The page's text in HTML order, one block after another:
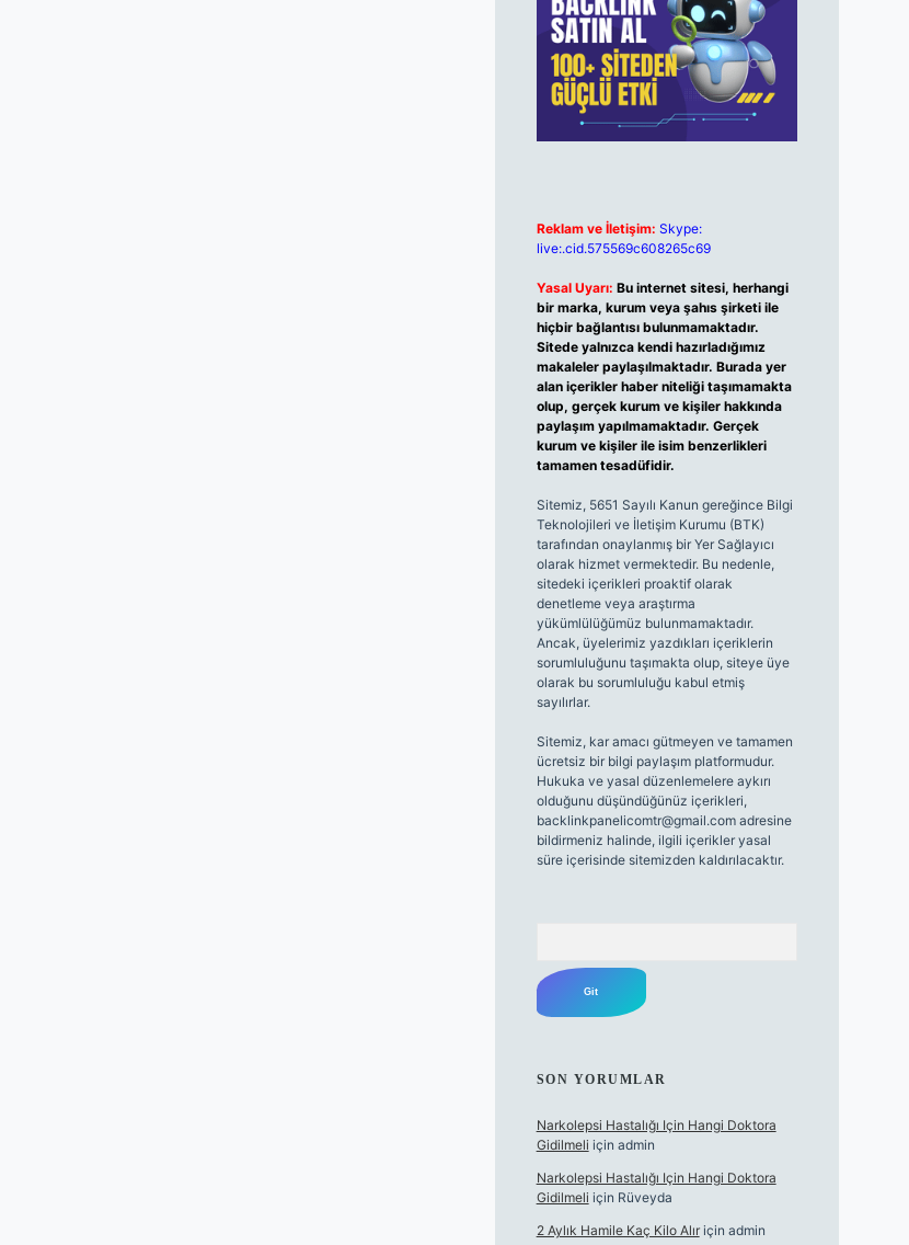
Reklam ve İletişim: Skype:
live:.cid.575569c608265c69
Yasal Uyarı: Bu internet sitesi, herhangi
bir marka, kurum veya şahıs şirketi ile
hiçbir bağlantısı bulunmamaktadır.
Sitede yalnızca kendi hazırladığımız
makaleler paylaşılmaktadır. Burada yer
alan içerikler haber niteliği taşımamakta
olup, gerçek kurum ve kişiler hakkında
paylaşım yapılmamaktadır. Gerçek
kurum ve kişiler ile isim benzerlikleri
tamamen tesadüfidir.
Sitemiz, 5651 Sayılı Kanun gereğince Bilgi
Teknolojileri ve İletişim Kurumu (BTK)
tarafından onaylanmış bir Yer Sağlayıcı
olarak hizmet vermektedir. Bu nedenle,
sitedeki içerikleri proaktif olarak
denetleme veya araştırma
yükümlülüğümüz bulunmamaktadır.
Ancak, üyelerimiz yazdıkları içeriklerin
sorumluluğunu taşımakta olup, siteye üye
olarak bu sorumluluğu kabul etmiş
sayılırlar.
Sitemiz, kar amacı gütmeyen ve tamamen
ücretsiz bir bilgi paylaşım platformudur.
Hukuka ve yasal düzenlemelere aykırı
olduğunu düşündüğünüz içerikleri,
backlinkpanelicomtr@gmail.comadresine
bildirmeniz halinde, ilgili içerikler yasal
süre içerisinde sitemizden kaldırılacaktır.
SON YORUMLAR
Narkolepsi Hastalığı Için Hangi Doktora
Gidilmeli için admin
Narkolepsi Hastalığı Için Hangi Doktora
Gidilmeli için Rüveyda
2 Aylık Hamile Kaç Kilo Alıriçin admin